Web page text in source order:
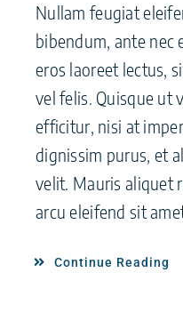
Nullam feugiat
bibendum, ante nec
eros laoreet lectus,
vel felis. Quisque ut
efficitur, nisi at
dignissim purus, et
velit. Mauris aliquet
arcu eleifend sit
Continue Reading